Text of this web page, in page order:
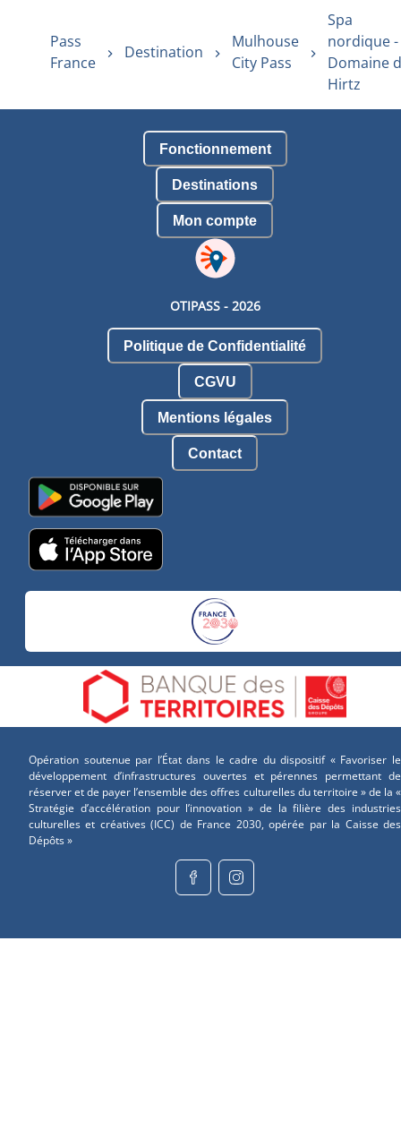
Pass
France
Destination
Mulhouse
City Pass
Spa
nordique -
Domaine
Hirtz
Fonctionnement
Destinations
Mon compte
OTIPASS - 2026
Politique de Confidentialité
CGVU
Mentions légales
Contact
Opération soutenue par l’État dans le cadre du dispositif « Favoriser le
développement d’infrastructures ouvertes et pérennes permettant de
réserver et de payer l’ensemble des offres culturelles du territoire » de la «
Stratégie d’accélération pour l’innovation » de la filière des industries
culturelles et créatives (ICC) de France 2030, opérée par la Caisse des
Dépôts »